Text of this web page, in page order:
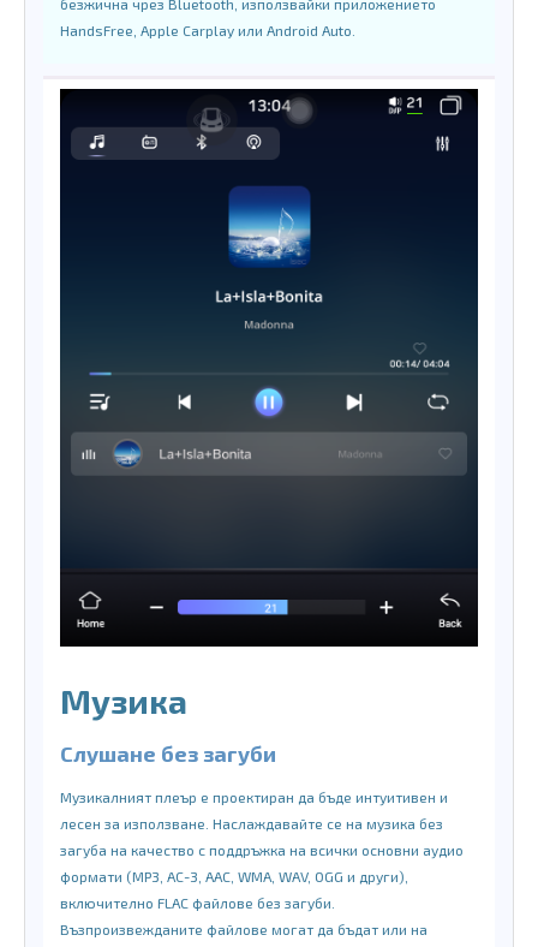
безжична чрез Bluetooth, използвайки приложението
HandsFree, Apple Carplay или Android Auto.
Музика
Слушане без загуби
Музикалният плеър е проектиран да бъде интуитивен и
лесен за използване. Наслаждавайте се на музика без
загуба на качество с поддръжка на всички основни аудио
формати (MP3, AC-3, AAC, WMA, WAV, OGG и други),
включително FLAC файлове без загуби.
Възпроизвежданите файлове могат да бъдат или на